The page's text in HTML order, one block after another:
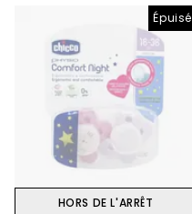
Épuisé
HORS DE L'ARRÊT